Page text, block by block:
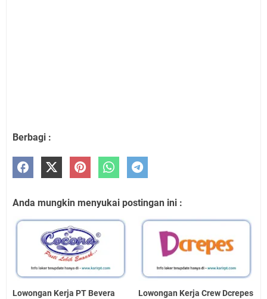
Berbagi :
Anda mungkin menyukai postingan ini :
Lowongan Kerja PT Bevera
Lowongan Kerja Crew Dcrepes